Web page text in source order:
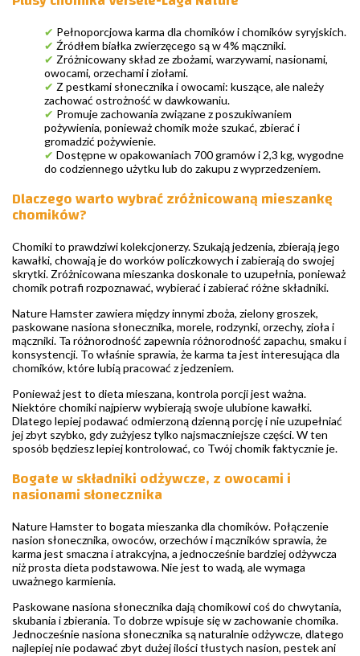
✔ Pełnoporcjowa karma dla chomików i chomików syryjskich.
✔ Źródłem białka zwierzęcego są w 4% mączniki.
✔ Zróżnicowany skład ze zbożami, warzywami, nasionami,
owocami, orzechami i ziołami.
✔ Z pestkami słonecznika i owocami: kuszące, ale należy
zachować ostrożność w dawkowaniu.
✔ Promuje zachowania związane z poszukiwaniem
pożywienia, ponieważ chomik może szukać, zbierać i
gromadzić pożywienie.
✔ Dostępne w opakowaniach 700 gramów i 2,3 kg, wygodne
do codziennego użytku lub do zakupu z wyprzedzeniem.
Dlaczego warto wybrać zróżnicowaną mieszankę
chomików?
Chomiki to prawdziwi kolekcjonerzy. Szukają jedzenia, zbierają jego
kawałki, chowają je do worków policzkowych i zabierają do swojej
skrytki. Zróżnicowana mieszanka doskonale to uzupełnia, ponieważ
chomik potrafi rozpoznawać, wybierać i zabierać różne składniki.
Nature Hamster zawiera między innymi zboża, zielony groszek,
paskowane nasiona słonecznika, morele, rodzynki, orzechy, zioła i
mączniki. Ta różnorodność zapewnia różnorodność zapachu, smaku i
konsystencji. To właśnie sprawia, że karma ta jest interesująca dla
chomików, które lubią pracować z jedzeniem.
Ponieważ jest to dieta mieszana, kontrola porcji jest ważna.
Niektóre chomiki najpierw wybierają swoje ulubione kawałki.
Dlatego lepiej podawać odmierzoną dzienną porcję i nie uzupełniać
jej zbyt szybko, gdy zużyjesz tylko najsmaczniejsze części. W ten
sposób będziesz lepiej kontrolować, co Twój chomik faktycznie je.
Bogate w składniki odżywcze, z owocami i
nasionami słonecznika
Nature Hamster to bogata mieszanka dla chomików. Połączenie
nasion słonecznika, owoców, orzechów i mączników sprawia, że
karma jest smaczna i atrakcyjna, a jednocześnie bardziej odżywcza
niż prosta dieta podstawowa. Nie jest to wadą, ale wymaga
uważnego karmienia.
Paskowane nasiona słonecznika dają chomikowi coś do chwytania,
skubania i zbierania. To dobrze wpisuje się w zachowanie chomika.
Jednocześnie nasiona słonecznika są naturalnie odżywcze, dlatego
najlepiej nie podawać zbyt dużej ilości tłustych nasion, pestek ani